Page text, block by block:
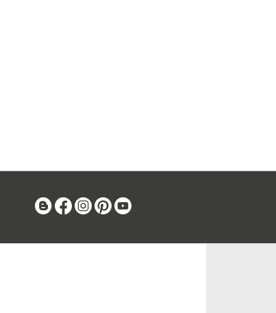
BlogFacebook
Instagram
Pinterest